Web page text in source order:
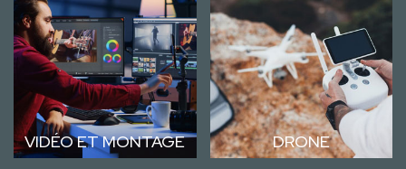
VIDÉO ET MONTAGE DRONE